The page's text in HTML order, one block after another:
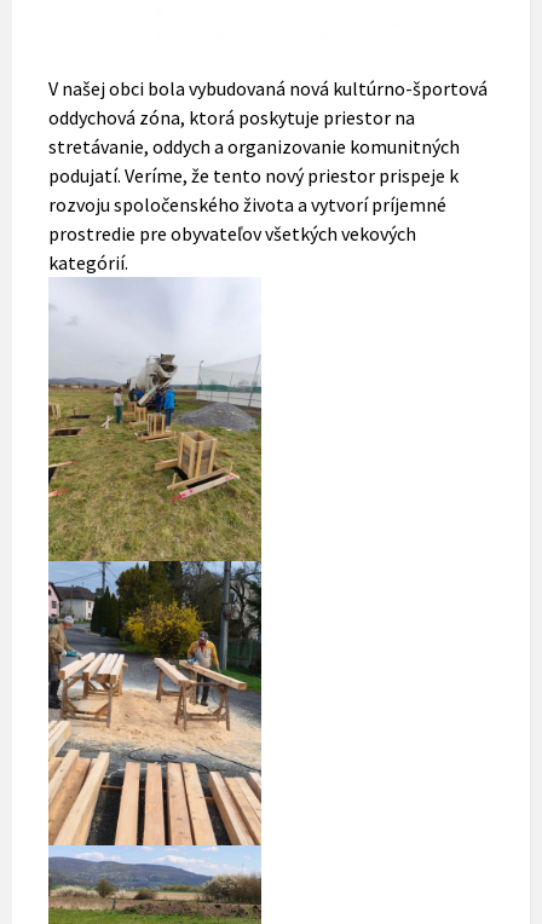
V našej obci bola vybudovaná nová kultúrno-športová
oddychová zóna, ktorá poskytuje priestor na
stretávanie, oddych a organizovanie komunitných
podujatí. Veríme, že tento nový priestor prispeje k
rozvoju spoločenského života a vytvorí príjemné
prostredie pre obyvateľov všetkých vekových
kategórií.